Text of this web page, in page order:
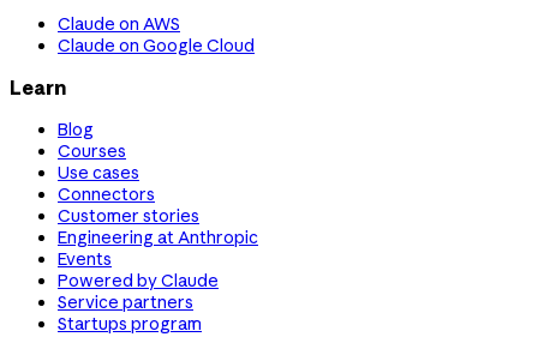
Claude on AWS
Claude on Google Cloud
Learn
Blog
Courses
Use cases
Connectors
Customer stories
Engineering at Anthropic
Events
Powered by Claude
Service partners
Startups program